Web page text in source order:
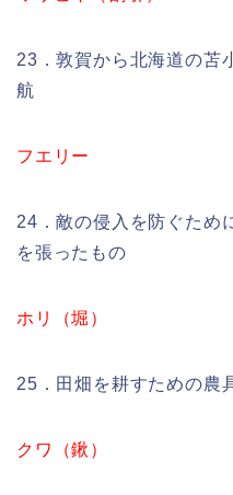
23．敦賀から北海道の苫
航
フエリー
24．敵の侵入を防ぐため
を張ったもの
ホリ（堀）
25．田畑を耕すための農
クワ（鍬）